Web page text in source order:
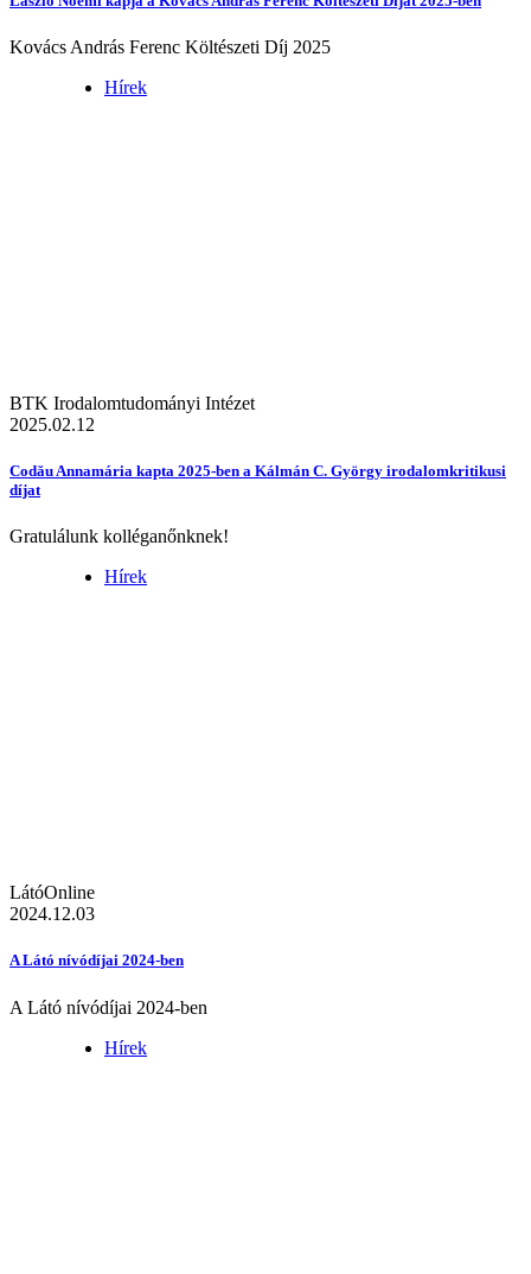
Kovács András Ferenc Költészeti Díj 2025
Hírek
BTK Irodalomtudományi Intézet
2025.02.12
Codău Annamária kapta 2025-ben a Kálmán C. György irodalomkritikusi
díjat
Gratulálunk kolléganőnknek!
Hírek
LátóOnline
2024.12.03
A Látó nívódíjai 2024-ben
A Látó nívódíjai 2024-ben
Hírek